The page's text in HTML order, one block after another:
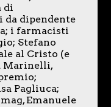
di
da dipendente
i farmacisti
Stefano
al Cristo (e
Marinelli,
Pagliuca;
Emanuele